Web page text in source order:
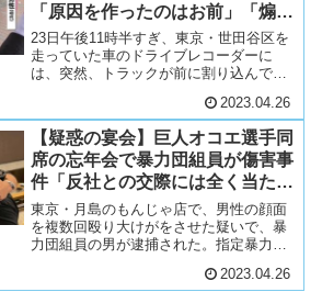
「原因を作ったのはお前」「煽ら
れ屋」の声…事件の真相
23日午後11時半すぎ、東京・世田谷区を
走っていた車のドライブレコーダーに
は、突然、トラックが前に割り込んでく
ていた男性は危険を感じ、車線を変えま
すが、トラックも車線を変更。そして、
車の前をふさぐようなか...
2023.04.26
【疑惑の宴会】巨人オコエ選手同
席の忘年会で暴力団組員が傷害事
件「反社との交際には全く当たら
ない」球団コメントに批判の声
東京・月島のもんじゃ店で、男性の顔面
を複数回殴り大けがをさせた疑いで、暴
力団組員の男が逮捕された。指定暴力団
は、去年12月、中央区月島のもんじゃ店
2023.04.26